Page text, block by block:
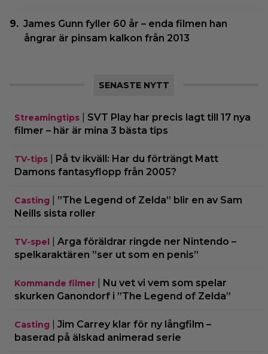
James Gunn fyller 60 år – enda filmen han
ångrar är pinsam kalkon från 2013
SENASTE NYTT
Streamingtips
SVT Play har precis lagt till 17 nya
filmer – här är mina 3 bästa tips
TV-tips
På tv ikväll: Har du förträngt Matt
Damons fantasyflopp från 2005?
Casting
”The Legend of Zelda” blir en av Sam
Neills sista roller
TV-spel
Arga föräldrar ringde ner Nintendo –
spelkaraktären ”ser ut som en penis”
Kommande filmer
Nu vet vi vem som spelar
skurken Ganondorf i ”The Legend of Zelda”
Casting
Jim Carrey klar för ny långfilm –
baserad på älskad animerad serie